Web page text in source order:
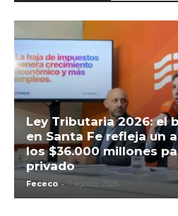
Ley Tributaria 2026: el
en Santa Fe refleja un
los $36.000 millones
privado
Fececo - 7 agosto, 2026